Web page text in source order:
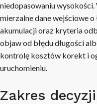
niedopasowaniu
mierzalne dane wejściowe o
akumulacji oraz kryteria
objaw od błędu długości
kontrolę kosztów korekt i
uruchomieniu.
Zakres